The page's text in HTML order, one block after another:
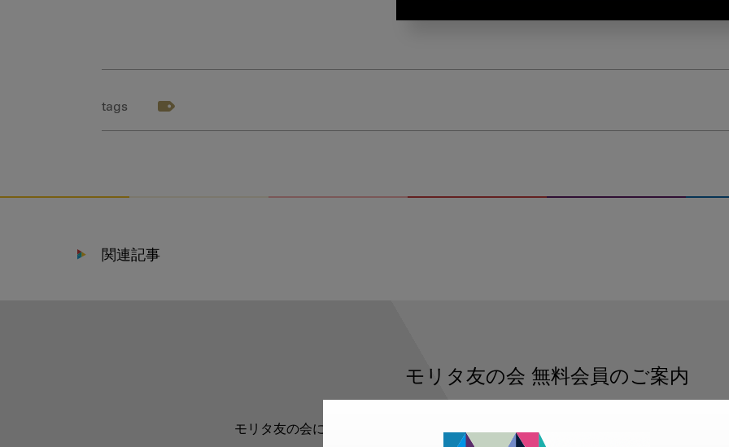
tags
関連記事
モリタ友の会 無料会員のご案内
モリタ友の会に登録いただくと、デンタルライフデザインをもっと便利にご利用い